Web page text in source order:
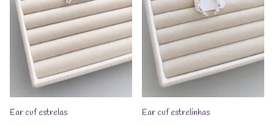
Ear cuf estrelas Ear cuf estrelinhas